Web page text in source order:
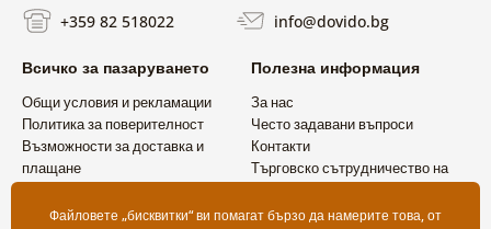
+359 82 518022 info@dovido.bg
Всичко за пазаруването
Общи условия и рекламации
Политика за поверителност
Възможности за доставка и
плащане
Полезна информация
За нас
Често задавани въпроси
Контакти
Търговско сътрудничество на
Файловете „бисквитки“ ви помагат бързо да намерите това, от